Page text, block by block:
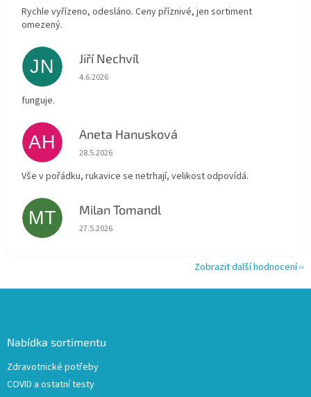
Rychle vyřízeno, odesláno. Ceny příznivé, jen sortiment
omezený.
JN Jiří Nechvíl
Hodnocení obchodu je 5 z 5 hvězdiček.
4.6.2026
funguje.
AH Aneta Hanusková
Hodnocení obchodu je 5 z 5 hvězdiček.
28.5.2026
Vše v pořádku, rukavice se netrhají, velikost odpovídá.
MT Milan Tomandl
Hodnocení obchodu je 5 z 5 hvězdiček.
27.5.2026
Zobrazit další hodnocení
Nabídka sortimentu
Zdravotnické potřeby
COVID a ostatní testy